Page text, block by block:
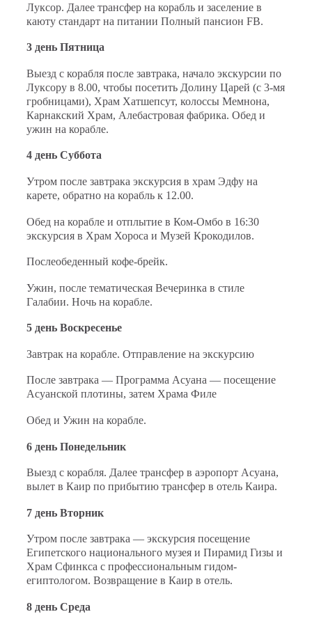
Луксор. Далее трансфер на корабль и заселение в
каюту стандарт на питании Полный пансион FB.
3 день Пятница
Выезд с корабля после завтрака, начало экскурсии по
Луксору в 8.00, чтобы посетить Долину Царей (с 3-мя
гробницами), Храм Хатшепсут, колоссы Мемнона,
Карнакский Храм, Алебастровая фабрика. Обед и
ужин на корабле.
4 день Суббота
Утром после завтрака экскурсия в храм Эдфу на
карете, обратно на корабль к 12.00.
Обед на корабле и отплытие в Ком-Омбо в 16:30
экскурсия в Храм Хороса и Музей Крокодилов.
Послеобеденный кофе-брейк.
Ужин, после тематическая Вечеринка в стиле
Галабии. Ночь на корабле.
5 день Воскресенье
Завтрак на корабле. Отправление на экскурсию
После завтрака — Программа Асуана — посещение
Асуанской плотины, затем Храма Филе
Обед и Ужин на корабле.
6 день Понедельник
Выезд с корабля. Далее трансфер в аэропорт Асуана,
вылет в Каир по прибытию трансфер в отель Каира.
7 день Вторник
Утром после завтрака — экскурсия посещение
Египетского национального музея и Пирамид Гизы и
Храм Сфинкса с профессиональным гидом-
египтологом. Возвращение в Каир в отель.
8 день Среда